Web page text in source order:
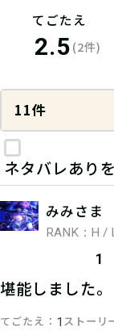
てごたえ
2.5(2件)
11件
ネタバレあり
みみさま
RANK：H /
1
堪能しました。
てごたえ 1 ストーリ